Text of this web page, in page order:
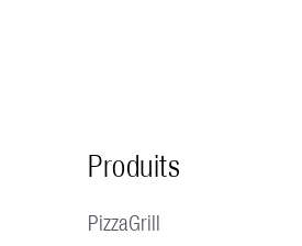
Produits
PizzaGrill